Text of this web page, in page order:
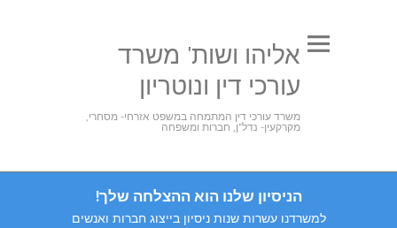
אליהו ושות' משרד
עורכי דין ונוטריון
משרד עורכי דין המתמחה במשפט אזרחי- מסחרי,
מקרקעין- נדל"ן, חברות ומשפחה
הניסיון שלנו הוא ההצלחה שלך!
למשרדנו עשרות שנות ניסיון בייצוג חברות ואנשים